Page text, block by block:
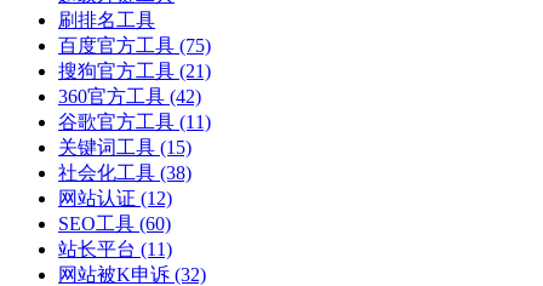
刷排名工具
百度官方工具 (75)
搜狗官方工具 (21)
360官方工具 (42)
谷歌官方工具 (11)
关键词工具 (15)
社会化工具 (38)
网站认证 (12)
SEO工具 (60)
站长平台 (11)
网站被K申诉 (32)